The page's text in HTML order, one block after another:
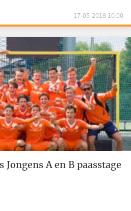
17-05-2018 10:00
Jongens A en B paasstage